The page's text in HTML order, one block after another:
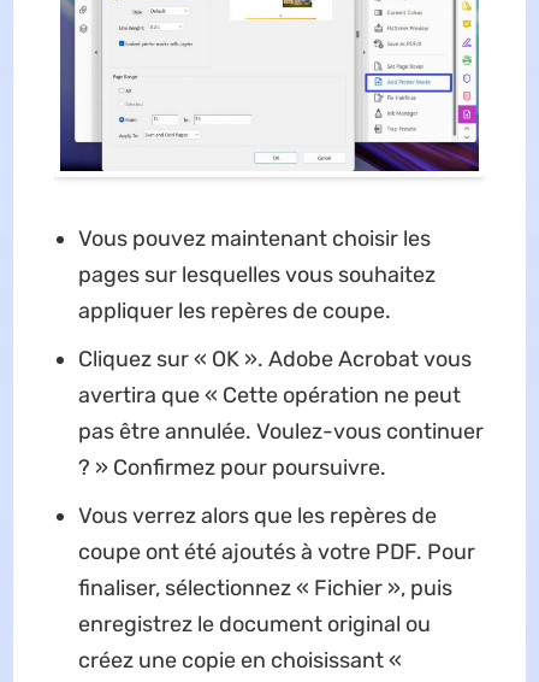
Vous pouvez maintenant choisir les
pages sur lesquelles vous souhaitez
appliquer les repères de coupe.
Cliquez sur « OK ». Adobe Acrobat vous
avertira que « Cette opération ne peut
pas être annulée. Voulez-vous continuer
? » Confirmez pour poursuivre.
Vous verrez alors que les repères de
coupe ont été ajoutés à votre PDF. Pour
finaliser, sélectionnez « Fichier », puis
enregistrez le document original ou
créez une copie en choisissant «